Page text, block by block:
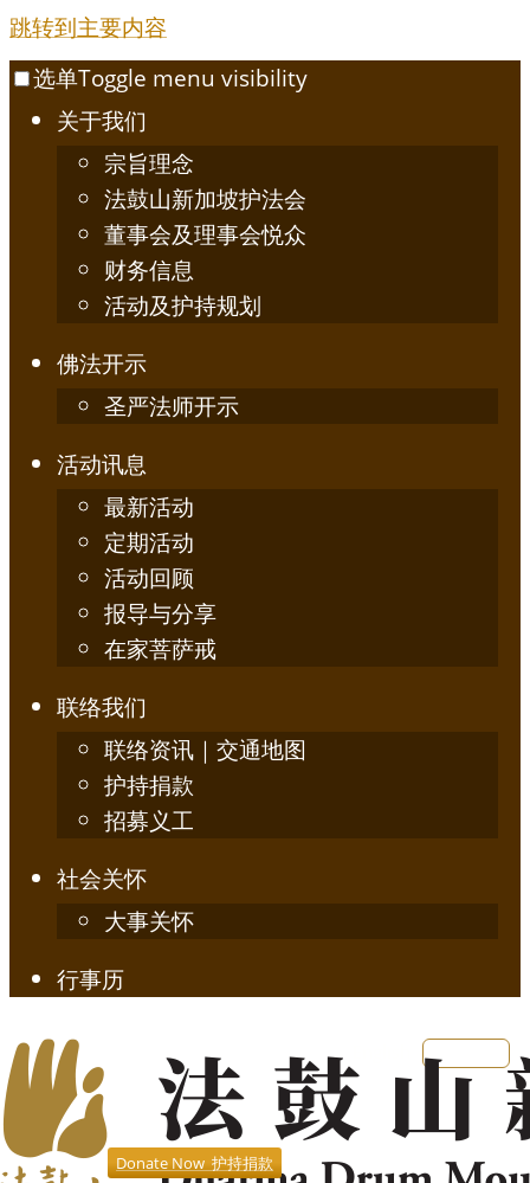
跳转到主要内容
选单Toggle menu visibility
关于我们
宗旨理念
法鼓山新加坡护法会
董事会及理事会悦众
财务信息
活动及护持规划
佛法开示
圣严法师开示
活动讯息
最新活动
定期活动
活动回顾
报导与分享
在家菩萨戒
联络我们
联络资讯｜交通地图
护持捐款
招募义工
社会关怀
大事关怀
行事历
Donate Now 护持捐款